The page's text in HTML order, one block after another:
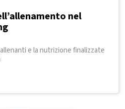
nel
e la nutrizione finalizzate